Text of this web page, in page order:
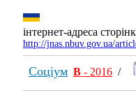
інтернет-адреса
http://jnas.nbuv.gov.ua/
Соціум В - 2016 /